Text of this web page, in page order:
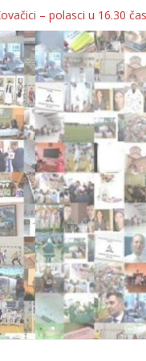
– polasci u 16.30
KOVAČICA